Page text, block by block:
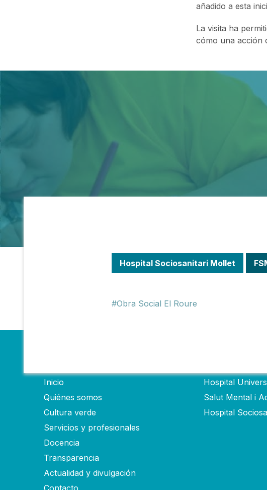
añadido a esta
La visita ha
cómo una acción
Hospital Sociosanitari Mollet
Obra Social El Roure
Inicio
Quiénes somos
Cultura verde
Servicios y profesionales
Docencia
Transparencia
Actualidad y divulgación
Contacto
Hospital
Salut Mental i
Hospital